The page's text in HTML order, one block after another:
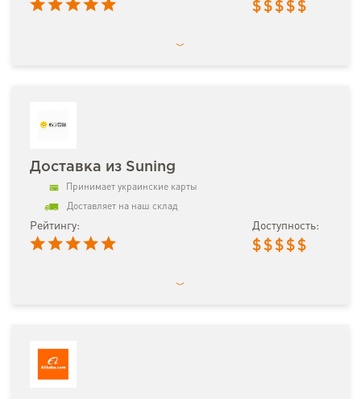
$ $ $ $ $
Доставка из Suning
Принимает украинские карты
Доставляет на наш склад
Рейтингу: Доступность:
$ $ $ $ $